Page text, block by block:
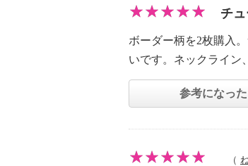
チ
ボーダー柄を2枚購入
いです。ネックライン
参考になった
（